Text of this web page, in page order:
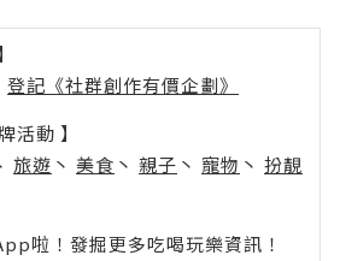
登記《社群創作有價企劃》
活動 】
旅遊 丶 美食 丶 親子 丶 寵物 丶 扮靚
啦！發掘更多吃喝玩樂資訊！